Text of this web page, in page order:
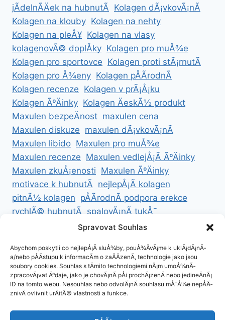
jÃ­delnÃ­Äek na hubnutÃ­ Kolagen dÃ¡vkovÃ¡nÃ­
Kolagen na klouby Kolagen na nehty
Kolagen na pleÅ¥ Kolagen na vlasy
kolagenovÃ© doplÅky Kolagen pro muÅ¾e
Kolagen pro sportovce Kolagen proti stÃ¡rnutÃ­
Kolagen pro Å¾eny Kolagen pÅÃ­rodnÃ­
Kolagen recenze Kolagen v prÃ¡Å¡ku
Kolagen ÃºÄinky Kolagen ÄeskÃ½ produkt
Maxulen bezpeÄnost maxulen cena
Maxulen diskuze maxulen dÃ¡vkovÃ¡nÃ­
Maxulen libido Maxulen pro muÅ¾e
Maxulen recenze Maxulen vedlejÅ¡Ã­ ÃºÄinky
Maxulen zkuÅ¡enosti Maxulen ÃºÄinky
motivace k hubnutÃ­ nejlepÅ¡Ã­ kolagen
pitnÃ½ kolagen pÅÃ­rodnÃ­ podpora erekce
rychlÃ© hubnutÃ­ spalovÃ¡nÃ­ tukÅ¯
ZdravÃ© hubnutÃ­ ZdravÃ© recepty na hubnutÃ­
ZÃ¡sady cookies (EU)
Spravovat Souhlas
Abychom poskytli co nejlepÅ¡Ã­ sluÅ¾by, pouÅ¾Ã­vÃ¡me k uklÃ¡dÃ¡nÃ­
a/nebo pÅÃ­stupu k informacÃ­m o zaÅÃ­zenÃ­, technologie jako jsou
soubory cookies. Souhlas s tÄmito technologiemi nÃ¡m umoÅ¾nÃ­
zpracovÃ¡vat Ãºdaje, jako je chovÃ¡nÃ­ pÅi prochÃ¡zenÃ­ nebo jedineÄnÃ¡
ID na tomto webu. Nesouhlas nebo odvolÃ¡nÃ­ souhlasu mÅ¯Å¾e nepÅÃ­
znivÄ ovlivnit urÄitÃ© vlastnosti a funkce.